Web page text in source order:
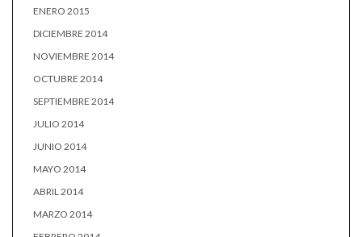
ENERO 2015
DICIEMBRE 2014
NOVIEMBRE 2014
OCTUBRE 2014
SEPTIEMBRE 2014
JULIO 2014
JUNIO 2014
MAYO 2014
ABRIL 2014
MARZO 2014